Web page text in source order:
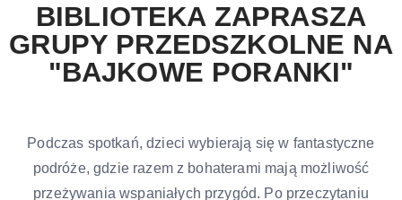
BIBLIOTEKA ZAPRASZA
GRUPY PRZEDSZKOLNE NA
"BAJKOWE PORANKI"
Podczas spotkań, dzieci wybierają się w fantastyczne
podróże, gdzie razem z bohaterami mają możliwość
przeżywania wspaniałych przygód. Po przeczytaniu